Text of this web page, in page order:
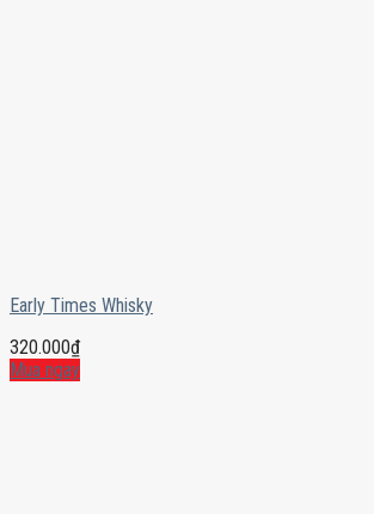
Early Times Whisky
320.000₫
Mua ngay